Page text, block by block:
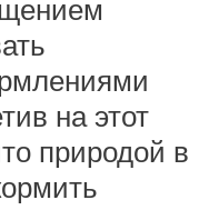
на этот
природой в